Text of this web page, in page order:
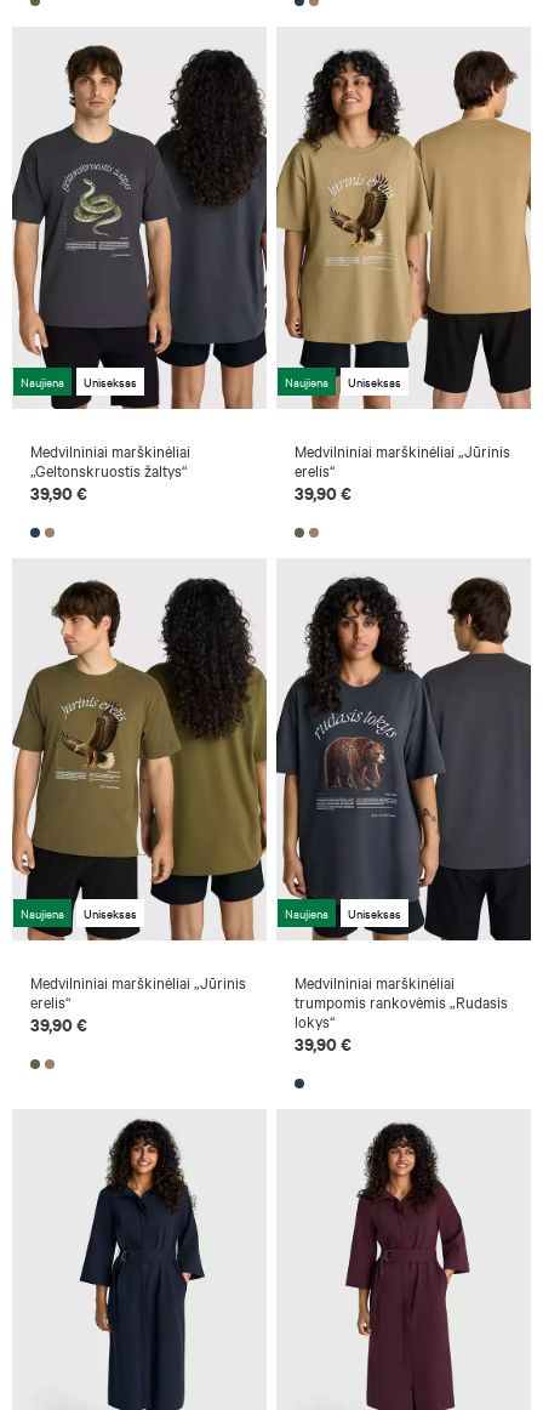
Naujiena Uniseksas
Medvilniniai marškinėliai
„Geltonskruostis žaltys“
39,90 €
Naujiena Uniseksas
Medvilniniai marškinėliai „Jūrinis
erelis“
39,90 €
Naujiena Uniseksas
Medvilniniai marškinėliai „Jūrinis
erelis“
39,90 €
Naujiena Uniseksas
Medvilniniai marškinėliai
trumpomis rankovėmis „Rudasis
lokys“
39,90 €